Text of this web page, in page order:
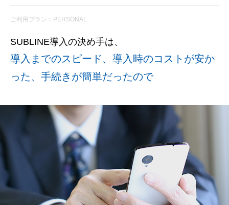
ご利用プラン：PERSONAL
SUBLINE導⼊の決め⼿は、
導入までのスピード、導入時のコストが安か
った、手続きが簡単だったので